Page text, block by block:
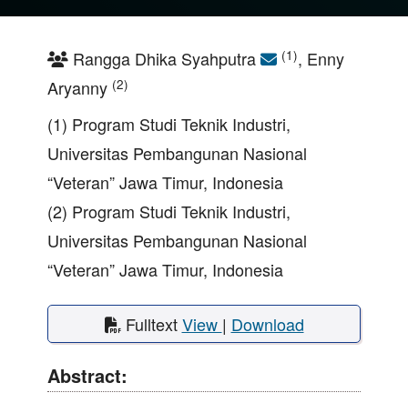
Rangga Dhika Syahputra (1), Enny
Aryanny (2)
(1) Program Studi Teknik Industri,
Universitas Pembangunan Nasional
“Veteran” Jawa Timur, Indonesia
(2) Program Studi Teknik Industri,
Universitas Pembangunan Nasional
“Veteran” Jawa Timur, Indonesia
FulltextView | Download
Abstract: